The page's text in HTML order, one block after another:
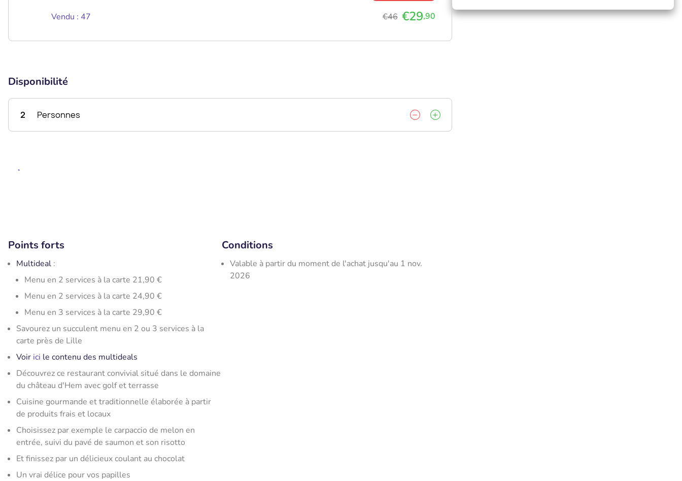
Vendu : 47 €46 €29,90
Disponibilité
2 Personnes
Points forts
Multideal :
Menu en 2 services à la carte 21,90 €
Menu en 2 services à la carte 24,90 €
Menu en 3 services à la carte 29,90 €
Savourez un succulent menu en 2 ou 3 services à la
carte près de Lille
Voir ici le contenu des multideals
Découvrez ce restaurant convivial situé dans le domaine
du château d'Hem avec golf et terrasse
Cuisine gourmande et traditionnelle élaborée à partir
de produits frais et locaux
Choisissez par exemple le carpaccio de melon en
entrée, suivi du pavé de saumon et son risotto
Et finissez par un délicieux coulant au chocolat
Un vrai délice pour vos papilles
Conditions
Valable à partir du moment de l'achat jusqu'au 1 nov.
2026